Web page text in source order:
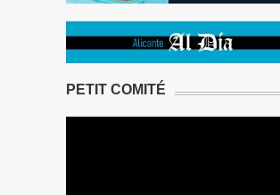
PETIT COMITÉ